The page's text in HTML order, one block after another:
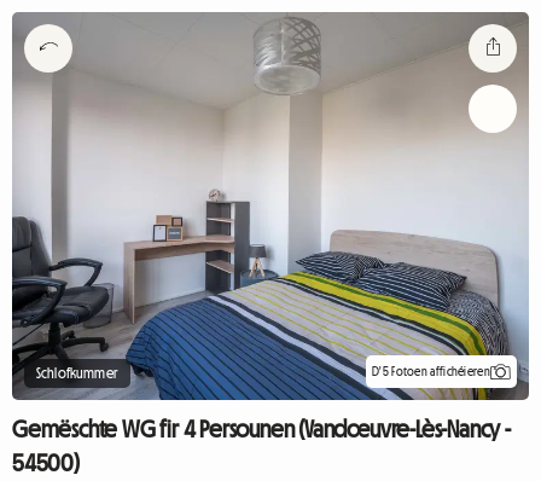
Schlofkummer D'5 Fotoen affichéieren
Gemëschte WG fir 4 Persounen (Vandœuvre-Lès-Nancy -
54500)